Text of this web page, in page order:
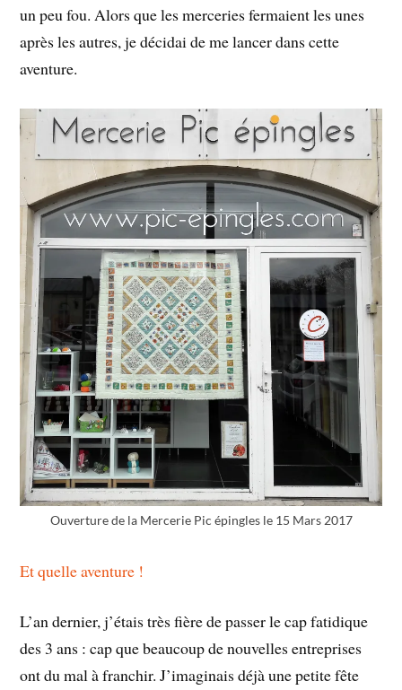
un peu fou. Alors que les merceries fermaient les unes
après les autres, je décidai de me lancer dans cette
aventure.
Ouverture de la Mercerie Pic épingles le 15 Mars 2017
Et quelle aventure !
L’an dernier, j’étais très fière de passer le cap fatidique
des 3 ans : cap que beaucoup de nouvelles entreprises
ont du mal à franchir. J’imaginais déjà une petite fête